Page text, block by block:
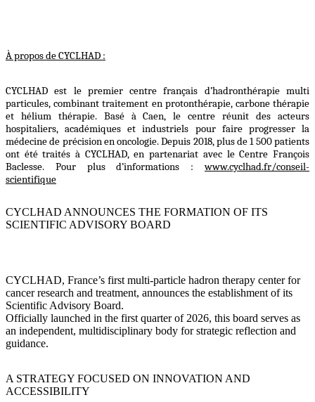
À propos de CYCLHAD :
CYCLHAD est le premier centre français d’hadronthérapie multi
particules, combinant traitement en protonthérapie, carbone thérapie
et hélium thérapie. Basé à Caen, le centre réunit des acteurs
hospitaliers, académiques et industriels pour faire progresser la
médecine de précision en oncologie. Depuis 2018, plus de 1 500 patients
ont été traités à CYCLHAD, en partenariat avec le Centre François
Baclesse. Pour plus d’informations :www.cyclhad.fr/conseil-
scientifique
CYCLHAD ANNOUNCES THE FORMATION OF ITS
SCIENTIFIC ADVISORY BOARD
CYCLHAD, France’s first multi-particle hadron therapy center for
cancer research and treatment, announces the establishment of its
Scientific Advisory Board.
Officially launched in the first quarter of 2026, this board serves as
an independent, multidisciplinary body for strategic reflection and
guidance.
A STRATEGY FOCUSED ON INNOVATION AND
ACCESSIBILITY